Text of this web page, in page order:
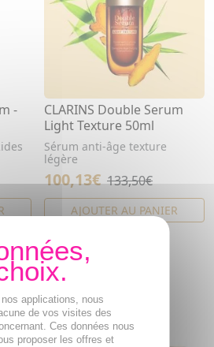
-
CLARINS Double Serum
Light Texture 50ml
Sérum anti-âge texture
légère
100,13€ 133,50€
AJOUTER AU PANIER
applications, nous
de vos visites des
Ces données nous
proposer les offres et